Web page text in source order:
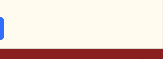
HAMBURGO